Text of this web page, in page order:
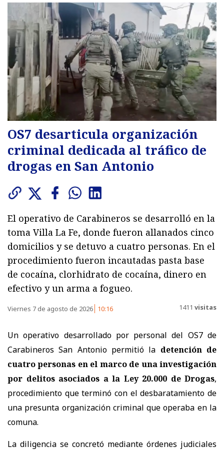
OS7 desarticula organización
criminal dedicada al tráfico de
drogas en San Antonio
El operativo de Carabineros se desarrolló en la
toma Villa La Fe, donde fueron allanados cinco
domicilios y se detuvo a cuatro personas. En el
procedimiento fueron incautadas pasta base
de cocaína, clorhidrato de cocaína, dinero en
efectivo y un arma a fogueo.
Viernes 7 de agosto de 2026 10:16 1411 visitas
Un operativo desarrollado por personal del OS7 de
Carabineros San Antonio permitió la detención de
cuatro personas en el marco de una investigación
por delitos asociados a la Ley 20.000 de Drogas,
procedimiento que terminó con el desbaratamiento de
una presunta organización criminal que operaba en la
comuna.
La diligencia se concretó mediante órdenes judiciales